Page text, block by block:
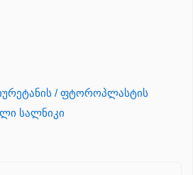
/ ფტოროპლასტის
სალნიკი